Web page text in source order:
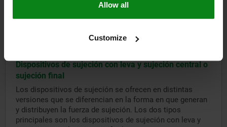
Allow all
Customize
superficie de contacto de la mordaza de sujeción, con lo
que la fuerza de sujeción cede y la pieza de trabajo se
Dispositivos de sujeción con leva y sujeción central o
sujeción final
Los dispositivos de sujeción se ofrecen en distintas
versiones que se diferencian en la forma en que generan
y distribuyen la fuerza de sujeción. Los dos tipos
principales son los dispositivos de sujeción con leva y